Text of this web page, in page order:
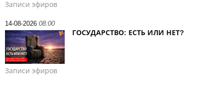
Записи эфиров
14-08-2026 08:00
ГОСУДАРСТВО: ЕСТЬ ИЛИ НЕТ?
Записи эфиров